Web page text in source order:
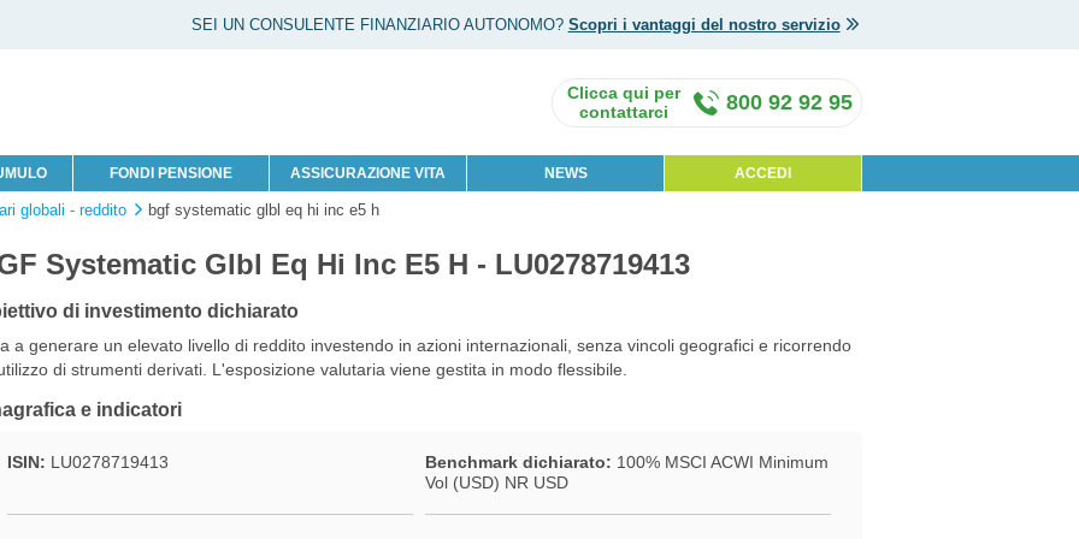
SEI UN CONSULENTE FINANZIARIO AUTONOMO? Scopri i vantaggi del nostro servizio
FONDI PENSIONE ASSICURAZIONE VITA NEWS ACCEDI
800 92 92 95
globali - reddito bgf systematic glbl eq hi inc e5 h
Systematic Glbl Eq Hi Inc E5 H - LU0278719413
di investimento dichiarato
a generare un elevato livello di reddito investendo in azioni internazionali, senza vincoli geografici e ricorrendo
di strumenti derivati. L'esposizione valutaria viene gestita in modo flessibile.
e indicatori
ISIN: LU0278719413 Benchmark dichiarato: 100% MSCI ACWI Minimum
Vol (USD) NR USD